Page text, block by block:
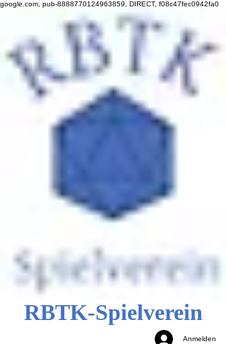
google.com, pub-8888770124963859, DIRECT, f08c47fec0942fa0
RBTK-Spielverein
Anmelden